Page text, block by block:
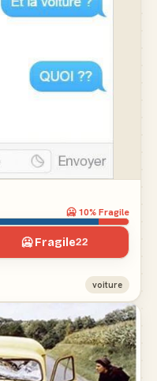
🥶10% Fragile
🥶 Fragile22
voiture